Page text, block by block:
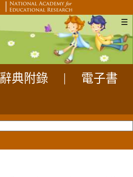
☰
辭典附錄
電子書